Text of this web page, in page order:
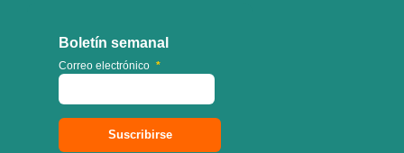
Boletín semanal
Correo electrónico *